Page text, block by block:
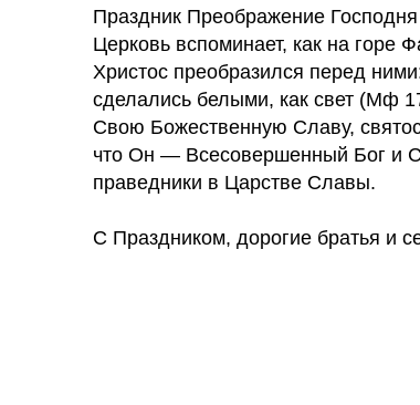
Праздник Преображение
Церковь вспоминает, как на горе
Христос преобразился перед
сделались белыми, как свет (Мф
Свою Божественную Славу,
что Он — Всесовершенный Бог и
праведники в Царстве Славы.
С Праздником, дорогие братья и